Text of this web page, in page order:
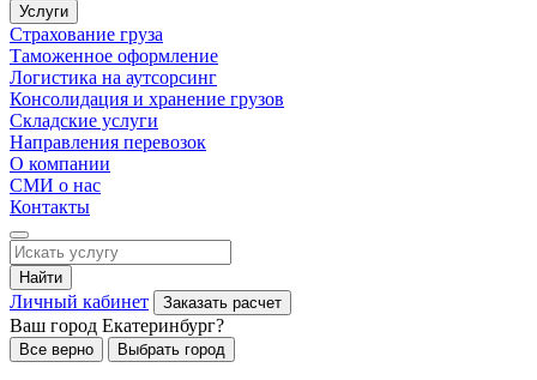
Услуги
Страхование груза
Таможенное оформление
Логистика на аутсорсинг
Консолидация и хранение грузов
Складские услуги
Направления перевозок
О компании
СМИ о нас
Контакты
Найти
Личный кабинет Заказать расчет
Ваш город Екатеринбург?
Все верно Выбрать город